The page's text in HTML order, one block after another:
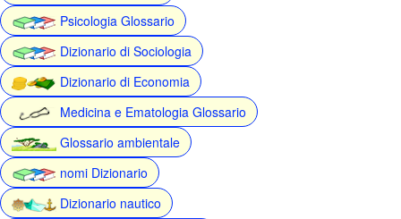
Psicologia Glossario
Dizionario di Sociologia
Dizionario di Economia
Medicina e Ematologia Glossario
Glossario ambientale
nomi Dizionario
Dizionario nautico